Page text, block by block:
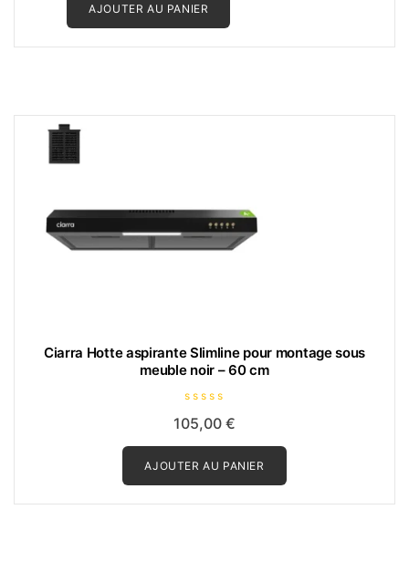
s
r
AJOUTER AU PANIER
Ciarra Hotte aspirante Slimline pour montage sous
meuble noir – 60 cm
o
e
s
r
5
105,00 €
AJOUTER AU PANIER